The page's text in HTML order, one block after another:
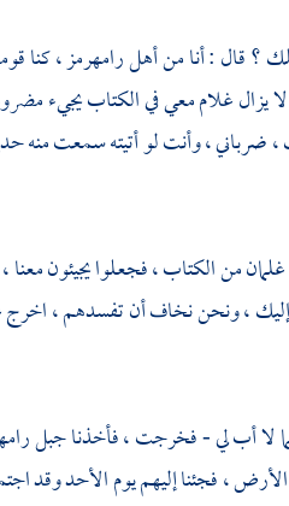
؟ قال : أنا من أهلرامهرمز، كنا
يزال غلام معي في الكتاب يجيء
، ضرباني ، وأنت لو أتيته سمعت
من الكتاب ، فجعلوا يجيئون معنا
إليك ، ونحن نخاف أن تفسدهم ،
لا أب لي - فخرجت ، فأخذنا جبل
، فجئنا إليهم يوم الأحد وقد